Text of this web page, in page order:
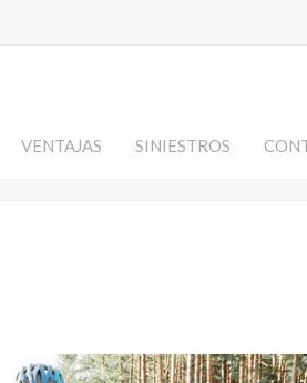
VENTAJAS SINIESTROS